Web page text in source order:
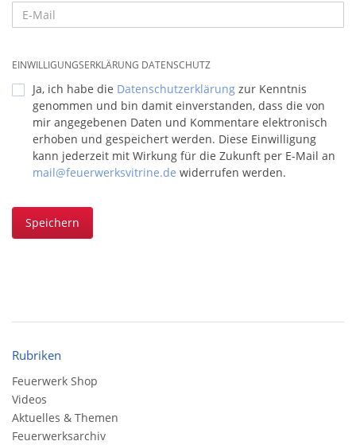
EINWILLIGUNGSERKLÄRUNG DATENSCHUTZ
Ja, ich habe die Datenschutzerklärung zur Kenntnis
genommen und bin damit einverstanden, dass die von
mir angegebenen Daten und Kommentare elektronisch
erhoben und gespeichert werden. Diese Einwilligung
kann jederzeit mit Wirkung für die Zukunft per E-Mail an
mail@feuerwerksvitrine.de widerrufen werden.
Speichern
Rubriken
Feuerwerk Shop
Videos
Aktuelles & Themen
Feuerwerksarchiv